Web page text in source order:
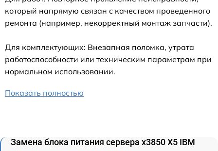
который напрямую связан с качеством проведенного
ремонта (например, некорректный монтаж запчасти).
Для комплектующих: Внезапная поломка, утрата
работоспособности или техническим параметрам при
нормальном использовании.
Показать полностью
Замена блока питания сервера x3850 X5 IBM